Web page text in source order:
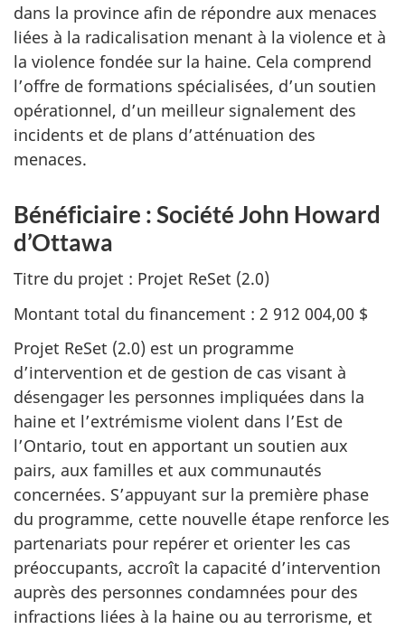
dans la province afin de répondre aux menaces
liées à la radicalisation menant à la violence et à
la violence fondée sur la haine. Cela comprend
l’offre de formations spécialisées, d’un soutien
opérationnel, d’un meilleur signalement des
incidents et de plans d’atténuation des
menaces.
Bénéficiaire : Société John Howard
d’Ottawa
Titre du projet : Projet ReSet (2.0)
Montant total du financement : 2 912 004,00 $
Projet ReSet (2.0) est un programme
d’intervention et de gestion de cas visant à
désengager les personnes impliquées dans la
haine et l’extrémisme violent dans l’Est de
l’Ontario, tout en apportant un soutien aux
pairs, aux familles et aux communautés
concernées. S’appuyant sur la première phase
du programme, cette nouvelle étape renforce les
partenariats pour repérer et orienter les cas
préoccupants, accroît la capacité d’intervention
auprès des personnes condamnées pour des
infractions liées à la haine ou au terrorisme, et